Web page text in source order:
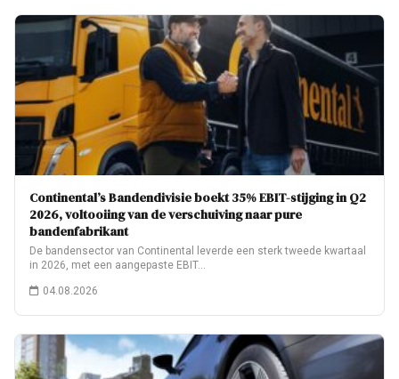
Continental’s Bandendivisie boekt 35% EBIT-stijging in Q2
2026, voltooiing van de verschuiving naar pure
bandenfabrikant
De bandensector van Continental leverde een sterk tweede kwartaal
in 2026, met een aangepaste EBIT…
04.08.2026